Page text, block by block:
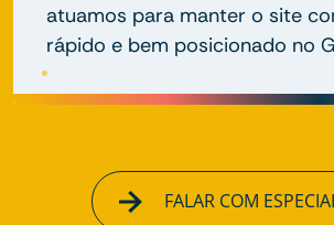
atuamos para manter o site
rápido e bem posicionado no
FALAR COM